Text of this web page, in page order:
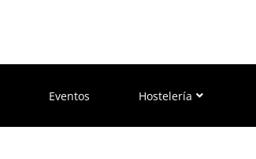
Eventos Hostelería